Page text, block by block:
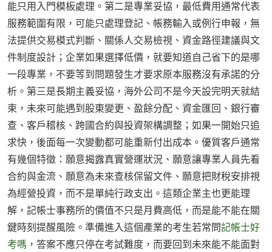
能只用入門模板處理。第二是專業妥協，最低費用通常代表
服務範圍有限，可能只處理登記、帳務輸入或例行申報，無
法提供交易模式判斷、關係人交易檢視、資金路徑建議與文
件制度設計；企業如果選擇低價，就要知道自己省下的是哪
一段專業，不要等到問題發生才要求原本服務沒有承諾的分
析。第三是長期主義妥協，海外公司不是今天設完明天就結
束，未來可能遇到股東變更、盈餘分配、資金匯回、銀行審
查、客戶稽核、跨國合約與投資架構調整；如果一開始只追
求快，後面每一次變動都可能重新付出成本。優質客戶通常
有幾個特徵：願意揭露真實營運狀況、願意讓專業人員先看
合約與金流、願意為未來查核保留文件、願意把財稅安排視
為經營投資，而不是單純行政支出。這類企業主也更能理
解，記帳士事務所的價值不只是月費高低，而是能不能在關
鍵時刻提醒風險。準備進入這個產業的考生若常問記帳士好
考嗎 ，答案不應只停在考試難度，而要回到未來能不能面對